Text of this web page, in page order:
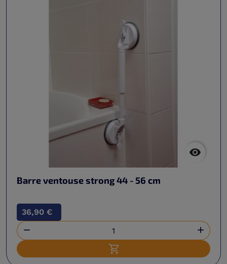

Barre ventouse strong 44 - 56 cm
36,90 €
 
Ajouter au panier